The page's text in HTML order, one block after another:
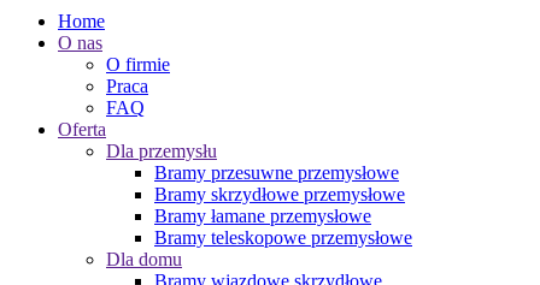
Home
O nas
O firmie
Praca
FAQ
Oferta
Dla przemysłu
Bramy przesuwne przemysłowe
Bramy skrzydłowe przemysłowe
Bramy łamane przemysłowe
Bramy teleskopowe przemysłowe
Dla domu
Bramy wjazdowe skrzydłowe